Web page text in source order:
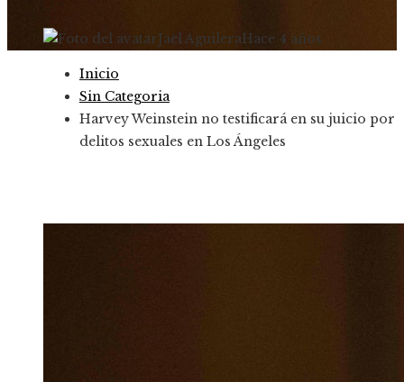
Jael AguileraHace 4 años
Inicio
Sin Categoria
Harvey Weinstein no testificará en su juicio por
delitos sexuales en Los Ángeles